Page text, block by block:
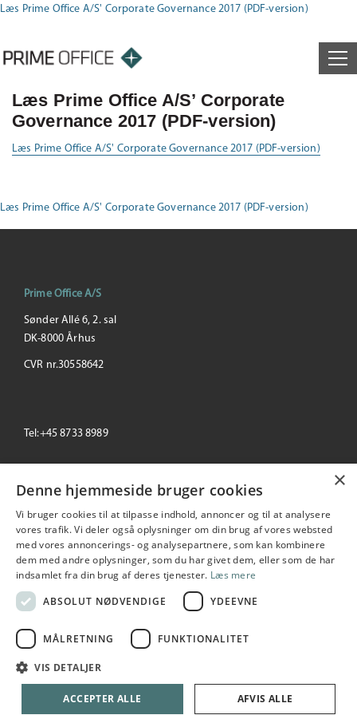
Læs Prime Office A/S' Corporate Governance 2017 (PDF-version)
Læs Prime Office A/S’ Corporate
Governance 2017 (PDF-version)
Læs Prime Office A/S' Corporate Governance 2017 (PDF-version)
Læs Prime Office A/S' Corporate Governance 2017 (PDF-version)
Prime Office A/S
Sønder Allé 6, 2. sal
DK-8000 Århus
CVR nr.30558642
Tel:+45 8733 8989
Prime Office
Seneste
+/-
193,00
-3.50 %
Copyright © 2026 Prime Office A/S. All rights reserved
Udarbejdet i samarbejde mednetIP
×
Denne hjemmeside bruger cookies
Vi bruger cookies til at tilpasse indhold, annoncer og til at analysere
vores trafik. Vi deler også oplysninger om din brug af vores websted
med vores annoncerings- og analysepartnere, som kan kombinere
dem med andre oplysninger, som du har givet dem, eller som de har
indsamlet fra din brug af deres tjenester. Læs mere
ABSOLUT NØDVENDIGE
YDEEVNE
MÅLRETNING FUNKTIONALITET
VIS DETALJER
ACCEPTER ALLE AFVIS ALLE